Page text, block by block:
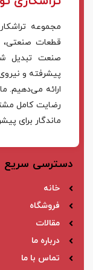
مجموعه
قطعات صنعتی،
صنعت تبدیل
پیشرفته و
ارائه می‌دهیم.
رضایت کامل
ماندگار برای
دسترسی سریع
خانه
فروشگاه
مقالات
درباره ما
تماس با ما